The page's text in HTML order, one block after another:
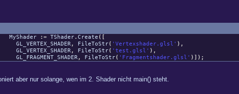
:=TShader.Create ( [
, FileToStr( 'Vertexshader.glsl' ) ,
, FileToStr( 'test.glsl' ) ,
, FileToStr( 'Fragmentshader.glsl' ) ] ) ;
aber nur solange, wen im 2. Shader nicht main() steht.